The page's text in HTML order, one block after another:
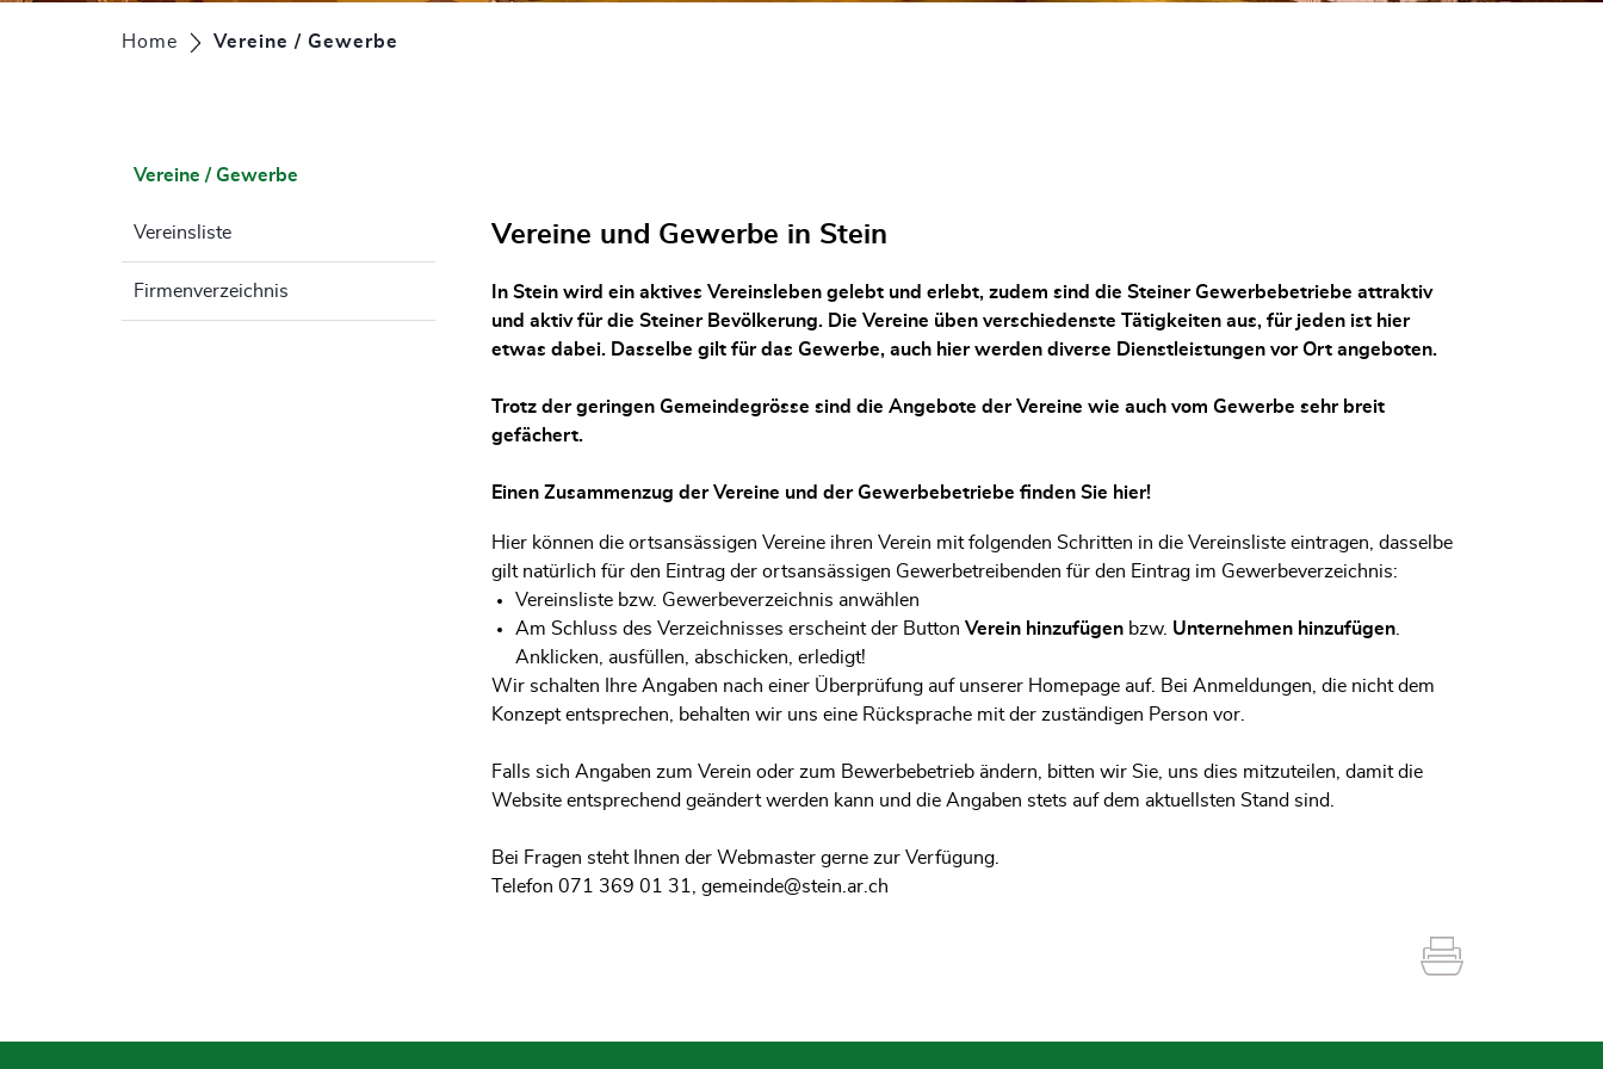
Home Vereine / Gewerbe
Vereine / Gewerbe
Vereinsliste
Firmenverzeichnis
Vereine und Gewerbe in Stein
In Stein wird ein aktives Vereinsleben gelebt und erlebt, zudem sind die Steiner Gewerbebetriebe attraktiv
und aktiv für die Steiner Bevölkerung. Die Vereine üben verschiedenste Tätigkeiten aus, für jeden ist hier
etwas dabei. Dasselbe gilt für das Gewerbe, auch hier werden diverse Dienstleistungen vor Ort angeboten.
Trotz der geringen Gemeindegrösse sind die Angebote der Vereine wie auch vom Gewerbe sehr breit
gefächert.
Einen Zusammenzug der Vereine und der Gewerbebetriebe finden Sie hier!
Hier können die ortsansässigen Vereine ihren Verein mit folgenden Schritten in die Vereinsliste eintragen, dasselbe
gilt natürlich für den Eintrag der ortsansässigen Gewerbetreibenden für den Eintrag im Gewerbeverzeichnis:
Vereinsliste bzw. Gewerbeverzeichnis anwählen
Am Schluss des Verzeichnisses erscheint der Button Verein hinzufügen bzw. Unternehmen hinzufügen.
Anklicken, ausfüllen, abschicken, erledigt!
Wir schalten Ihre Angaben nach einer Überprüfung auf unserer Homepage auf. Bei Anmeldungen, die nicht dem
Konzept entsprechen, behalten wir uns eine Rücksprache mit der zuständigen Person vor.
Falls sich Angaben zum Verein oder zum Bewerbebetrieb ändern, bitten wir Sie, uns dies mitzuteilen, damit die
Website entsprechend geändert werden kann und die Angaben stets auf dem aktuellsten Stand sind.
Bei Fragen steht Ihnen der Webmaster gerne zur Verfügung.
Telefon 071 369 01 31, gemeinde@stein.ar.ch